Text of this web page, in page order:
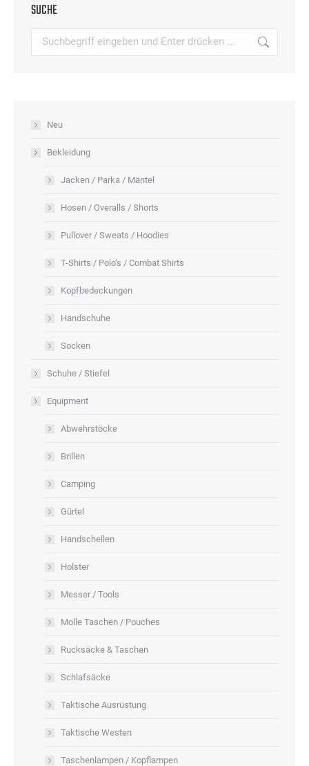
Produktseite
Die
SUCHE
Neu
Bekleidung
Jacken / Parka / Mäntel
Hosen / Overalls / Shorts
Pullover / Sweats / Hoodies
T-Shirts / Polo’s / Combat Shirts
Kopfbedeckungen
Handschuhe
Socken
Schuhe / Stiefel
Equipment
Abwehrstöcke
Brillen
Camping
Gürtel
Handschellen
Holster
Messer / Tools
Molle Taschen / Pouches
Rucksäcke & Taschen
Schlafsäcke
Taktische Ausrüstung
Taktische Westen
Taschenlampen / Kopflampen